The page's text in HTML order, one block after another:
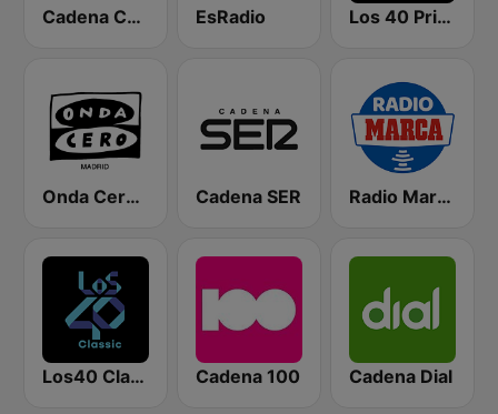
Cadena COPE EsRadio Los 40 Principales
Onda Cero Madrid Cadena SER Radio Marca Nacional
Los40 Classic Cadena 100 Cadena Dial